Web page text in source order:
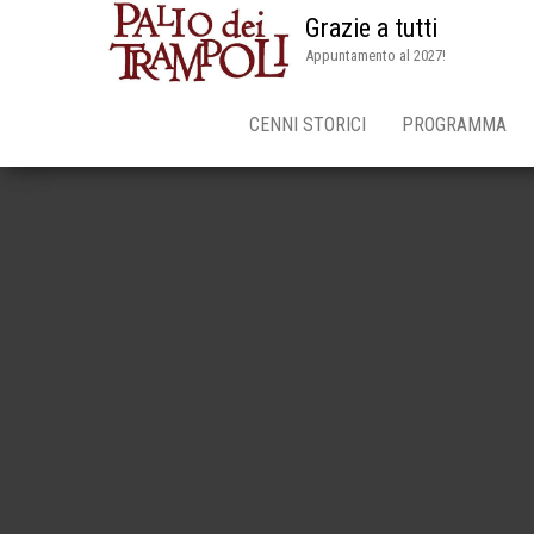
Grazie a tutti
Appuntamento al 2027!
CENNI STORICI PROGRAMMA